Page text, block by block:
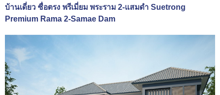
บ้านเดี่ยว ซื่อตรง พรีเมี่ยม พระราม 2-แสมดำ Suetrong
Premium Rama 2-Samae Dam